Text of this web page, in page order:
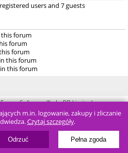
users and 7 guests
forum
forum
forum
this forum
this forum
Software © phpBB Limited
m.in. logowanie, zakupy i zliczanie
Czytaj szczegóły.
Odrzuć Pełna zgoda